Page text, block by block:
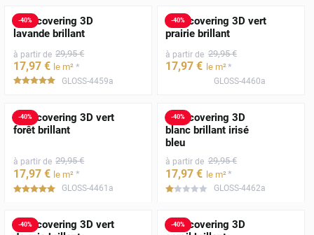
-40%
Film covering 3D
lavande brillant
à partir de 29,95 €
17,97 € le m² *
*****
GLOSS-4459a
-40%
Film covering 3D vert
prairie brillant
à partir de 29,95 €
17,97 € le m²*
GLOSS-4460a
-40%
Film covering 3D vert
forêt brillant
à partir de 29,95 €
17,97 € le m² *
*****
GLOSS-4461a
-40%
Film covering 3D
blanc brillant irisé
bleu
à partir de 29,95 €
17,97 € le m²*
***** GLOSS-4462a
-40%
Film covering 3D vert
-40%
Film covering 3D